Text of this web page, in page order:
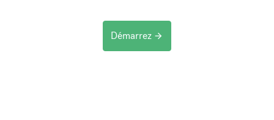
Démarrez arrow_forward